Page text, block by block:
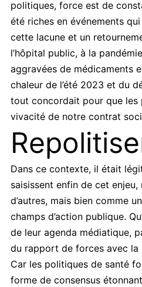
politiques, force est de
été riches en événements
cette lacune et un
l’hôpital public, à la
aggravées de médicaments
chaleur de l’été 2023 et du
tout concordait pour que les
vivacité de notre contrat
Dans ce contexte, il était
saisissent enfin de cet
d’autres, mais bien comme
champs d’action publique.
de leur agenda médiatique,
du rapport de forces avec la
Car les politiques de santé
forme de consensus